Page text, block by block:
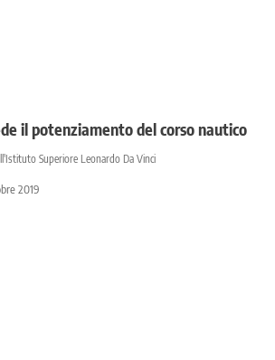
il potenziamento del corso nautico
Superiore Leonardo Da Vinci
2019